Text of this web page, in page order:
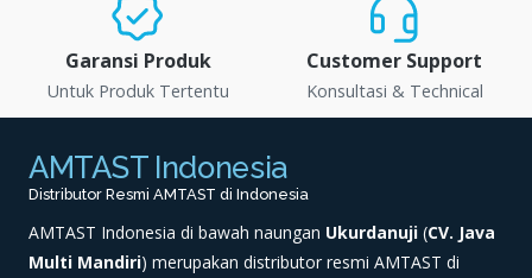
Garansi Produk
Untuk Produk Tertentu
Customer Support
Konsultasi & Technical
AMTAST Indonesia
Distributor Resmi AMTAST di Indonesia
AMTAST Indonesia di bawah naungan Ukurdanuji (CV. Java
Multi Mandiri) merupakan distributor resmi AMTAST di